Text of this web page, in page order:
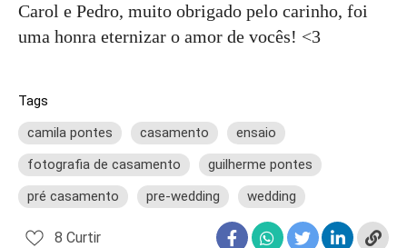
Carol e Pedro, muito obrigado pelo carinho, foi
uma honra eternizar o amor de vocês! <3
Tags
camila pontes
casamento
ensaio
fotografia de casamento
guilherme pontes
pré casamento
pre-wedding wedding
8 Curtir